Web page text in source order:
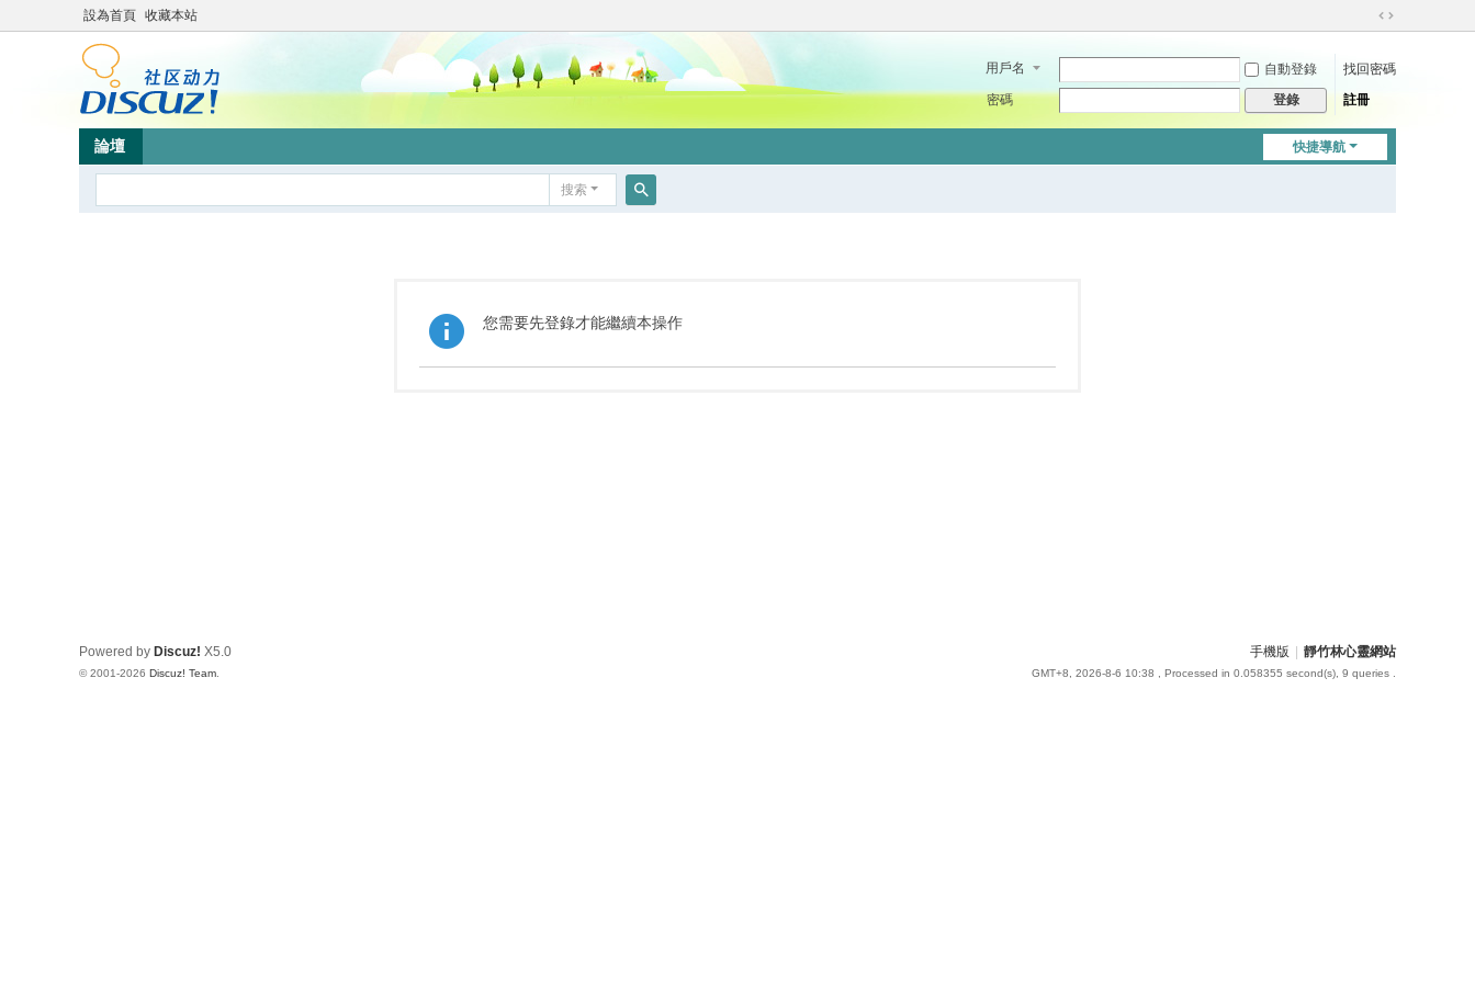
設為首頁 收藏本站
切
到
用戶名 自動登錄
找回密碼
密碼
登錄 註冊
快捷導航
論壇
搜索
您需要先登錄才能繼續本操作
手機版 靜竹林心靈網站
GMT+8, 2026-8-6 10:38 , Processed in 0.058355 second(s), 9 queries .
Powered by Discuz! X5.0
© 2001-2026 Discuz! Team